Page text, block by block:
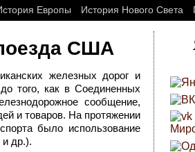
Европы История Нового Света
США
железных дорог и
того, как в Соединенных
сообщение,
и товаров. На протяжении
было использование
др.).